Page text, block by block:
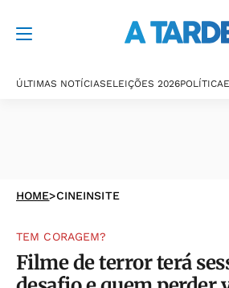
ÚLTIMAS NOTÍCIASELEIÇÕES 2026POLÍTICA
HOME>CINEINSITE
TEM CORAGEM?
Filme de terror terá